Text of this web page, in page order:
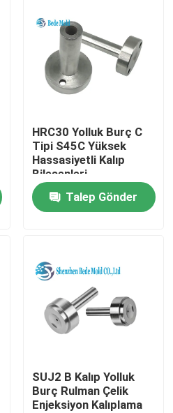
HRC30 Yolluk Burç C
Tipi S45C Yüksek
Hassasiyetli Kalıp
Bileşenleri
Talep Gönder
SUJ2 B Kalıp Yolluk
Burç Rulman Çelik
Enjeksiyon Kalıplama